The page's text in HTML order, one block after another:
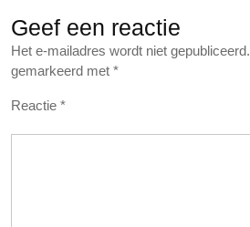
Geef een reactie
Het e-mailadres wordt niet gepubliceerd.
gemarkeerd met *
Reactie *